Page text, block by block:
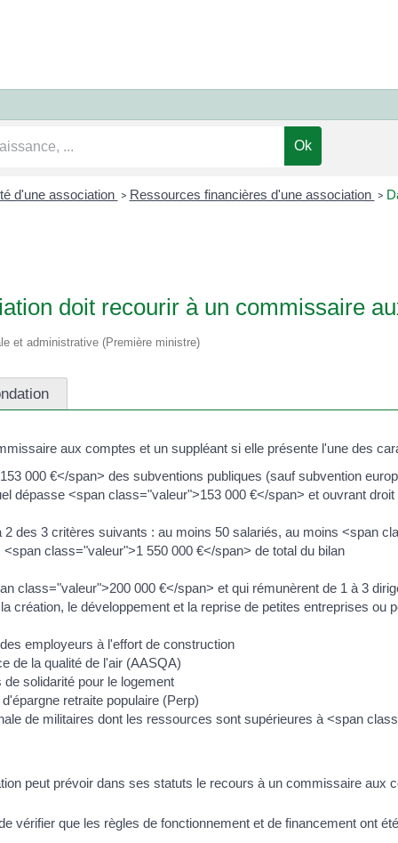
d'une association > Ressources financières d'une association >
doit recourir à un commissaire
et administrative (Première ministre)
aux comptes et un suppléant si elle présente l'une des
000 €</span> des subventions publiques (sauf subvention
dépasse <span class="valeur">153 000 €</span> et ouvrant
des 3 critères suivants : au moins 50 salariés, au moins <span
class="valeur">1 550 000 €</span> de total du bilan
class="valeur">200 000 €</span> et qui rémunèrent de 1 à 3
création, le développement et la reprise de petites entreprises ou
employeurs à l'effort de construction
de la qualité de l'air (AASQA)
solidarité pour le logement
retraite populaire (Perp)
de militaires dont les ressources sont supérieures à <span
peut prévoir dans ses statuts le recours à un commissaire aux
vérifier que les règles de fonctionnement et de financement ont